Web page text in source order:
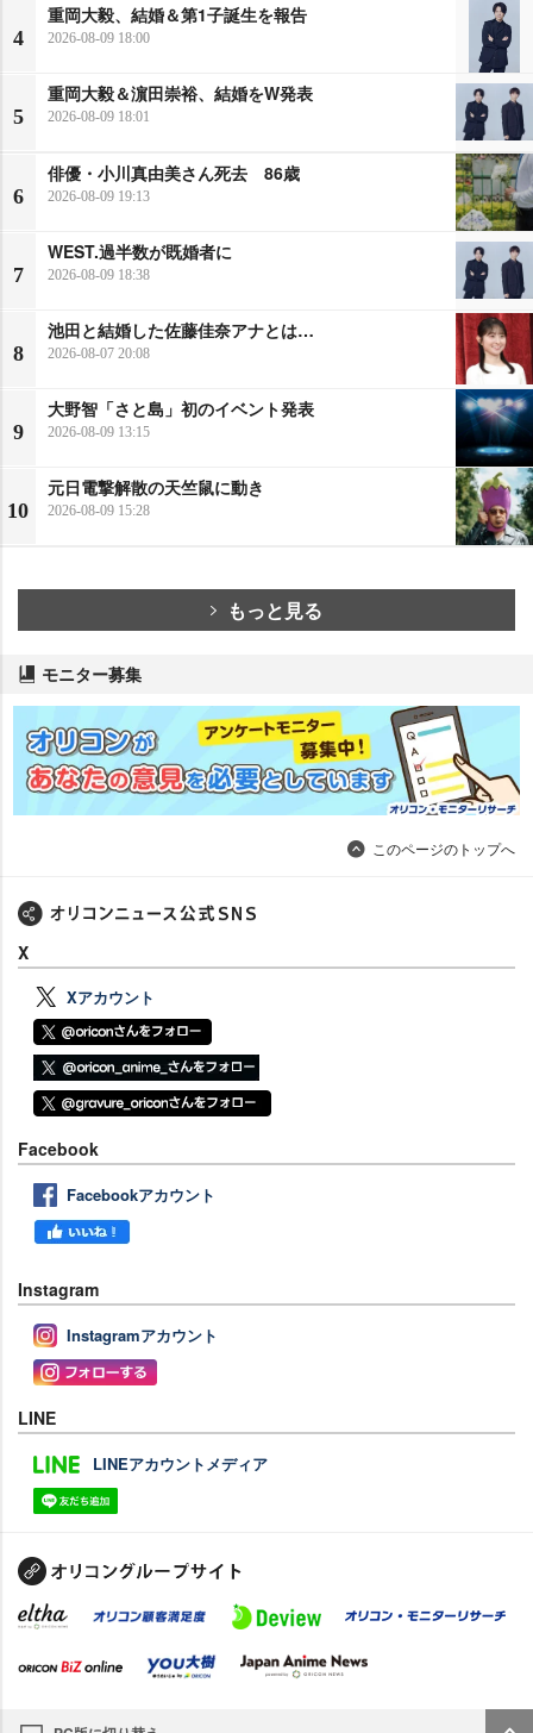
4
重岡大毅、結婚＆第1子誕生を報告
2026-08-09 18:00
5
重岡大毅＆濵田崇裕、結婚をW発表
2026-08-09 18:01
6
俳優・小川真由美さん死去 86歳
2026-08-09 19:13
7
WEST.過半数が既婚者に
2026-08-09 18:38
8
池田と結婚した佐藤佳奈アナとは…
2026-08-07 20:08
9
大野智「さと島」初のイベント発表
2026-08-09 13:15
10
元日電撃解散の天竺鼠に動き
2026-08-09 15:28
もっと見る
モニター募集
このページのトップへ
X
Xアカウント
Facebook
Facebookアカウント
Instagram
Instagramアカウント
LINE
LINEアカウントメディア